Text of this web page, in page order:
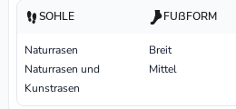
SOHLE
Naturrasen
Naturrasen und
Kunstrasen
FUßFORM
Breit
Mittel